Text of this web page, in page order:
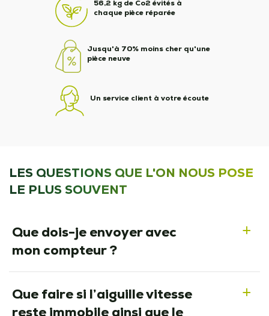
56,2 kg de Co2 évités à
chaque pièce réparée
Jusqu'à 70% moins cher qu'une
pièce neuve
Un service client à votre écoute
LES QUESTIONS QUE L'ON NOUS POSE
LE PLUS SOUVENT
a
Que dois-je envoyer avec
mon compteur ?
a
Que faire si l’aiguille vitesse
reste immobile ainsi que le